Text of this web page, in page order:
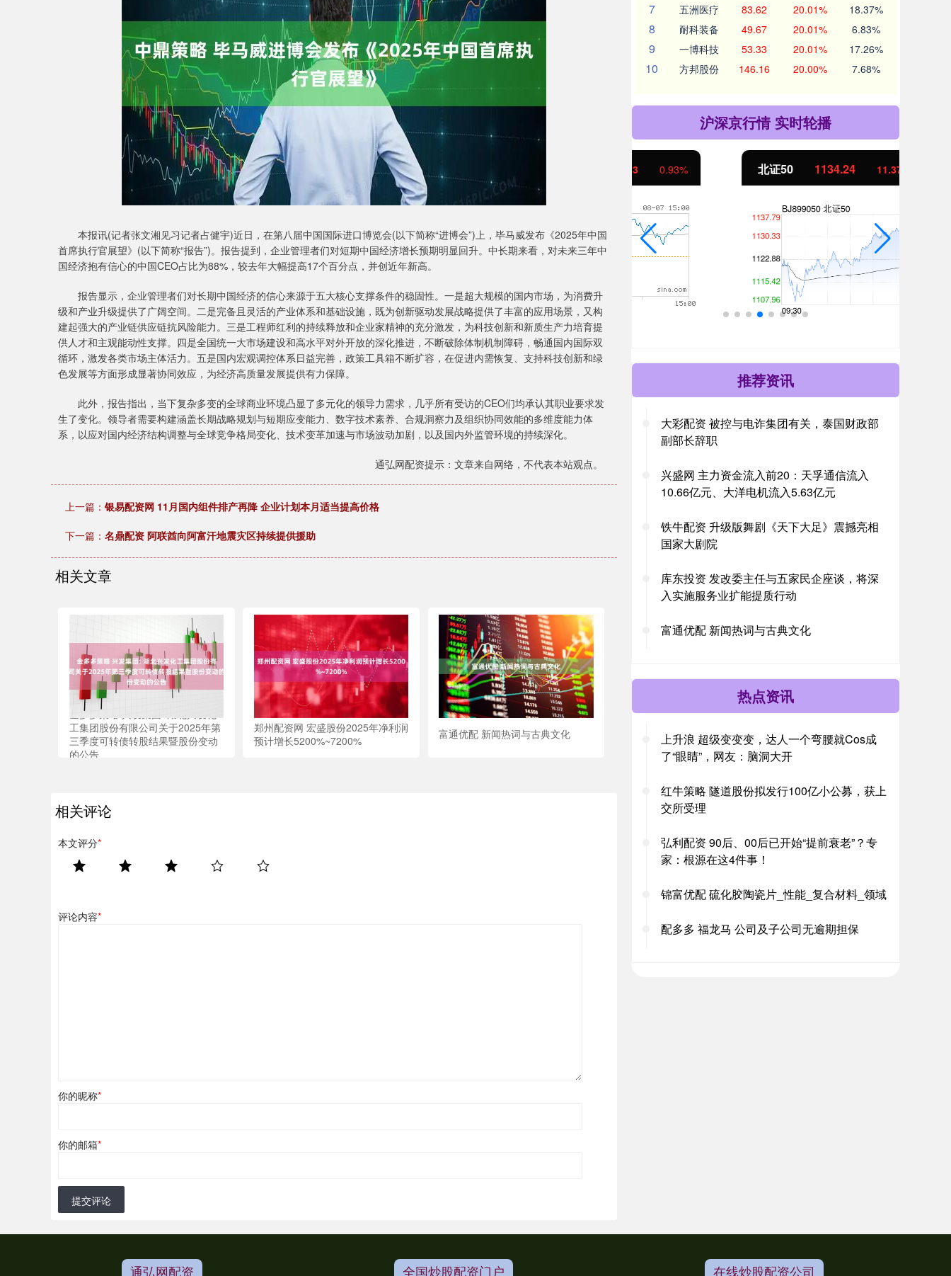
本报讯(记者张文湘见习记者占健宇)近日，在第八届中国国际进口博览会(以下简称“进博会”)上，毕马威发布《2025年中国
首席执行官展望》(以下简称“报告”)。报告提到，企业管理者们对短期中国经济增长预期明显回升。中长期来看，对未来三年中
国经济抱有信心的中国CEO占比为88%，较去年大幅提高17个百分点，并创近年新高。
报告显示，企业管理者们对长期中国经济的信心来源于五大核心支撑条件的稳固性。一是超大规模的国内市场，为消费升
级和产业升级提供了广阔空间。二是完备且灵活的产业体系和基础设施，既为创新驱动发展战略提供了丰富的应用场景，又构
建起强大的产业链供应链抗风险能力。三是工程师红利的持续释放和企业家精神的充分激发，为科技创新和新质生产力培育提
供人才和主观能动性支撑。四是全国统一大市场建设和高水平对外开放的深化推进，不断破除体制机制障碍，畅通国内国际双
循环，激发各类市场主体活力。五是国内宏观调控体系日益完善，政策工具箱不断扩容，在促进内需恢复、支持科技创新和绿
色发展等方面形成显著协同效应，为经济高质量发展提供有力保障。
此外，报告指出，当下复杂多变的全球商业环境凸显了多元化的领导力需求，几乎所有受访的CEO们均承认其职业要求发
生了变化。领导者需要构建涵盖长期战略规划与短期应变能力、数字技术素养、合规洞察力及组织协同效能的多维度能力体
系，以应对国内经济结构调整与全球竞争格局变化、技术变革加速与市场波动加剧，以及国内外监管环境的持续深化。
通弘网配资提示：文章来自网络，不代表本站观点。
上一篇： 银易配资网 11月国内组件排产再降 企业计划本月适当提高价格
下一篇： 名鼎配资 阿联酋向阿富汗地震灾区持续提供援助
相关文章
金多多策略 兴发集团: 湖北兴发化
工集团股份有限公司关于2025年第
三季度可转债转股结果暨股份变动
的公告
郑州配资网 宏盛股份2025年净利润
预计增长5200%~7200%
富通优配 新闻热词与古典文化
相关评论
本文评分*
评论内容*
你的昵称*
你的邮箱*
提交评论
7 五洲医疗 83.62 20.01% 18.37%
8 耐科装备 49.67 20.01% 6.83%
9 一博科技 53.33 20.01% 17.26%
10 方邦股份 146.16 20.00% 7.68%
沪深京行情 实时轮播
深证成指 14311.01 200.89 沪深300 北证50 1134.24 11.37 1.01%
推荐资讯
大彩配资 被控与电诈集团有关，泰国财政部
副部长辞职
兴盛网 主力资金流入前20：天孚通信流入
10.66亿元、大洋电机流入5.63亿元
铁牛配资 升级版舞剧《天下大足》震撼亮相
国家大剧院
库东投资 发改委主任与五家民企座谈，将深
入实施服务业扩能提质行动
富通优配 新闻热词与古典文化
热点资讯
上升浪 超级变变变，达人一个弯腰就Cos成
了“眼睛”，网友：脑洞大开
红牛策略 隧道股份拟发行100亿小公募，获上
交所受理
弘利配资 90后、00后已开始“提前衰老”？专
家：根源在这4件事！
锦富优配 硫化胶陶瓷片_性能_复合材料_领域
配多多 福龙马 公司及子公司无逾期担保
通弘网配资 全国炒股配资门户 在线炒股配资公司